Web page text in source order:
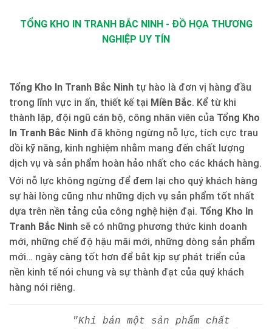
TỔNG KHO IN TRANH BẮC NINH - ĐỒ HỌA THƯƠNG
NGHIỆP UY TÍN
Tổng Kho In Tranh Bắc Ninh tự hào là đơn vị hàng đầu
trong lĩnh vực in ấn, thiết kế tại Miền Bắc. Kể từ khi
thành lập, đội ngũ cán bộ, công nhân viên của Tổng Kho
In Tranh Bắc Ninh đã không ngừng nỗ lực, tích cực trau
dồi kỹ năng, kinh nghiệm nhằm mang đến chất lượng
dịch vụ và sản phẩm hoàn hảo nhất cho các khách hàng.
Với nỗ lực không ngừng để đem lại cho quý khách hàng
sự hài lòng cũng như những dịch vụ sản phẩm tốt nhất
dựa trên nền tảng của công nghệ hiện đại. Tổng Kho In
Tranh Bắc Ninh sẽ có những phương thức kinh doanh
mới, những chế độ hậu mãi mới, những dòng sản phẩm
mới… ngày càng tốt hơn để bắt kịp sự phát triển của
nền kinh tế nói chung và sự thành đạt của quý khách
hàng nói riêng.
"Khi bán một sản phẩm chất